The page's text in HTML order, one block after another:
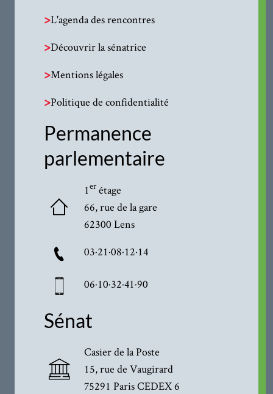
>L'agenda des rencontres
>Découvrir la sénatrice
>Mentions légales
>Politique de confidentialité
Permanence
parlementaire
1erétage
66, rue de la gare
62300 Lens
03·21·08·12·14
06·10·32·41·90
Sénat
Casier de la Poste
15, rue de Vaugirard
75291 Paris CEDEX 6